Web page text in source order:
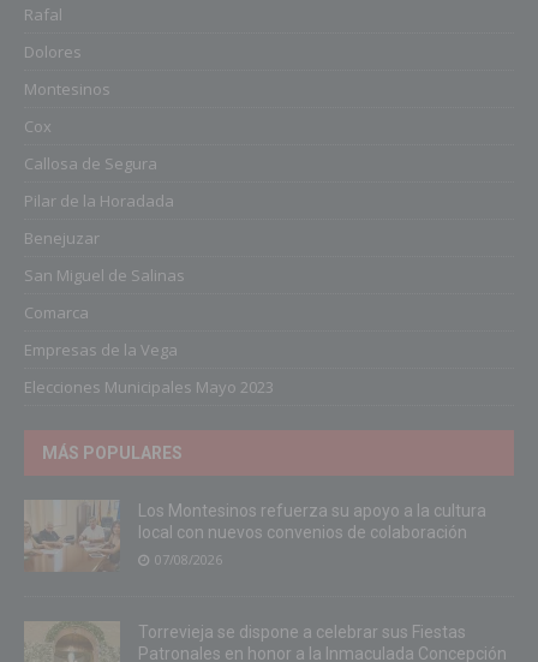
Rafal
Dolores
Montesinos
Cox
Callosa de Segura
Pilar de la Horadada
Benejuzar
San Miguel de Salinas
Comarca
Empresas de la Vega
Elecciones Municipales Mayo 2023
MÁS POPULARES
Los Montesinos refuerza su apoyo a la cultura
local con nuevos convenios de colaboración
07/08/2026
Torrevieja se dispone a celebrar sus Fiestas
Patronales en honor a la Inmaculada Concepción